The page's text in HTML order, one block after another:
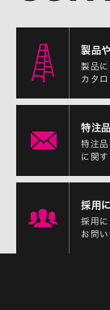
製品
製品に
カタ
特注
特注
に関
採用
採用に
お問